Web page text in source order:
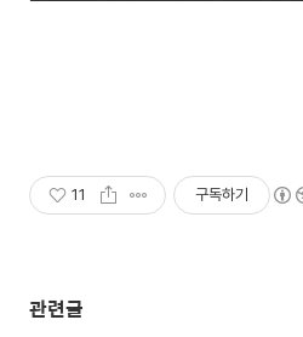
11 구독하기
관련글